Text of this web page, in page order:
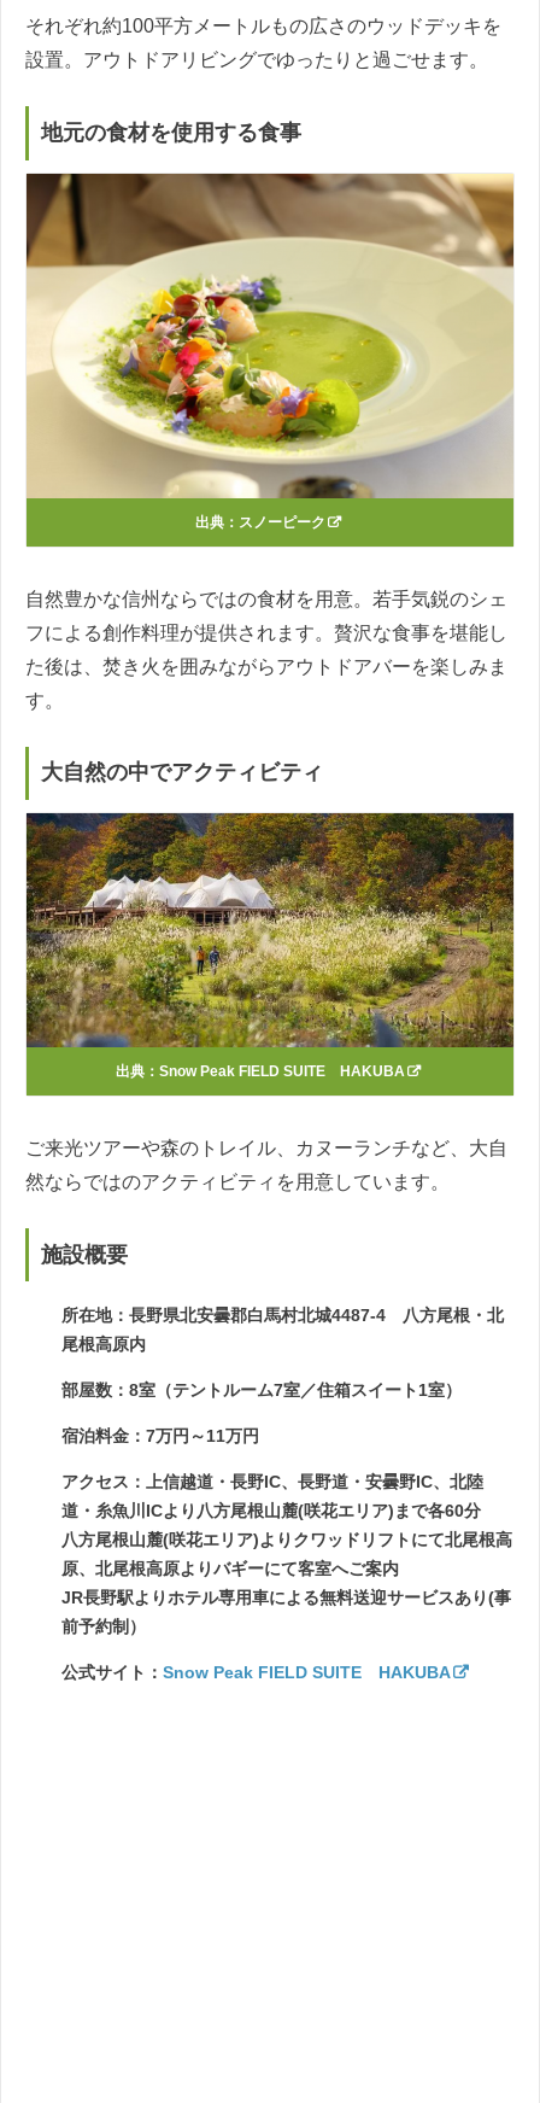
それぞれ約100平方メートルもの広さのウッドデッキを
設置。アウトドアリビングでゆったりと過ごせます。
地元の食材を使用する食事
出典： スノーピーク
自然豊かな信州ならではの食材を用意。若手気鋭のシェ
フによる創作料理が提供されます。贅沢な食事を堪能し
た後は、焚き火を囲みながらアウトドアバーを楽しみま
す。
大自然の中でアクティビティ
出典： Snow Peak FIELD SUITE HAKUBA
ご来光ツアーや森のトレイル、カヌーランチなど、大自
然ならではのアクティビティを用意しています。
施設概要
所在地：長野県北安曇郡白馬村北城4487-4 八方尾根・北
尾根高原内
部屋数：8室（テントルーム7室／住箱スイート1室）
宿泊料金：7万円～11万円
アクセス：上信越道・長野IC、長野道・安曇野IC、北陸
道・糸魚川ICより八方尾根山麓(咲花エリア)まで各60分
八方尾根山麓(咲花エリア)よりクワッドリフトにて北尾根高
原、北尾根高原よりバギーにて客室へご案内
JR長野駅よりホテル専用車による無料送迎サービスあり(事
前予約制）
公式サイト： Snow Peak FIELD SUITE HAKUBA